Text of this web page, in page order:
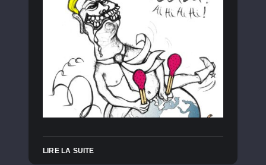
LIRE LA SUITE